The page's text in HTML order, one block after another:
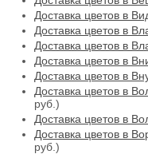
Доставка цветов в
Доставка цветов в
Доставка цветов в
Доставка цветов в
Доставка цветов в
Доставка цветов в
руб.)
Доставка цветов в
Доставка цветов в
руб.)